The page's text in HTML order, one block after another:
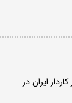
ایران در